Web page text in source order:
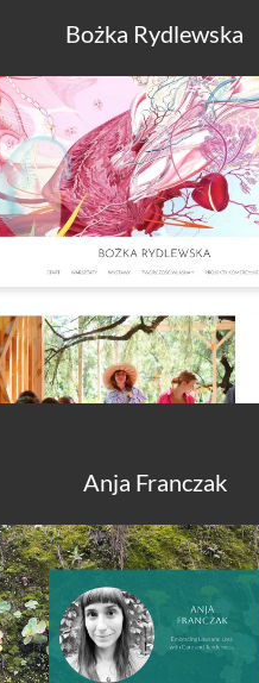
Bożka Rydlewska
Anja Franczak